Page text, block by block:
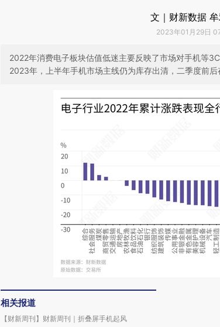
文｜财新数据
2023年01月29日
2022年消费电子板块估值低迷主要反映了市场对手机等
2023年，上半年手机市场主线仍为库存出清，二季度前
相关报道
【财新周刊】财新周刊｜折叠屏手机起风